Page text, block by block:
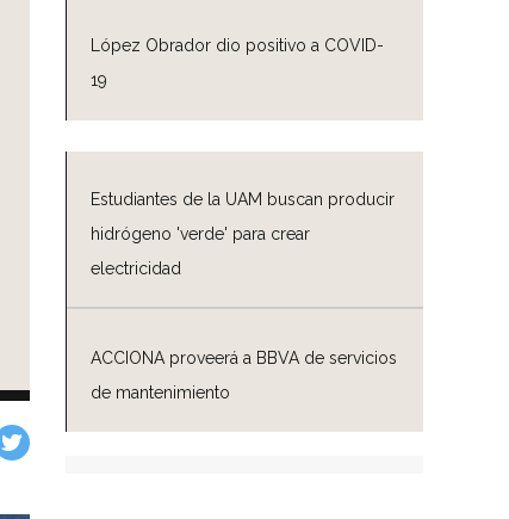
López Obrador dio positivo a COVID-
19
Estudiantes de la UAM buscan producir
hidrógeno 'verde' para crear
electricidad
ACCIONA proveerá a BBVA de servicios
de mantenimiento